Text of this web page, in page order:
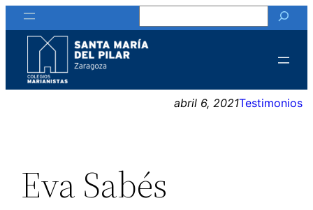
Saltar
al
contenido
abril 6, 2021Testimonios
Eva Sabés